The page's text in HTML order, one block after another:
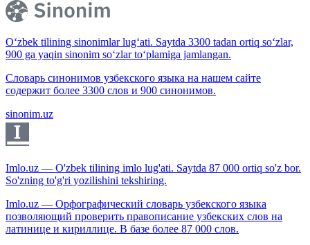
O‘zbek tilining sinonimlar lug‘ati. Saytda 3300 tadan ortiq so‘zlar,
900 ga yaqin sinonim so‘zlar to‘plamiga jamlangan.
Словарь синонимов узбекского языка на нашем сайте
содержит более 3300 слов и 900 синонимов.
sinonim.uz
Imlo.uz — O'zbek tilining imlo lug'ati. Saytda 87 000 ortiq so'z bor.
So'zning to'g'ri yozilishini tekshiring.
Imlo.uz — Орфографический словарь узбекского языка
позволяющий проверить правописание узбекских слов на
латинице и кириллице. В базе более 87 000 слов.